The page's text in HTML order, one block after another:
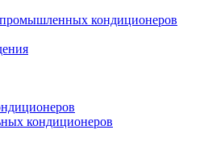
кондиционеров
кондиционеров